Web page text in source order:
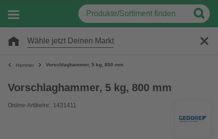
Wähle jetzt Deinen Markt
Hammer Vorschlaghammer, 5 kg, 800 mm
Vorschlaghammer, 5 kg, 800 mm
Online-Artikelnr.: 1431411